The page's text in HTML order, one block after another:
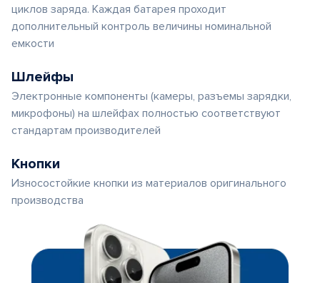
циклов заряда. Каждая батарея проходит
дополнительный контроль величины номинальной
емкости
Шлейфы
Электронные компоненты (камеры, разъемы зарядки,
микрофоны) на шлейфах полностью соответствуют
стандартам производителей
Кнопки
Износостойкие кнопки из материалов оригинального
производства